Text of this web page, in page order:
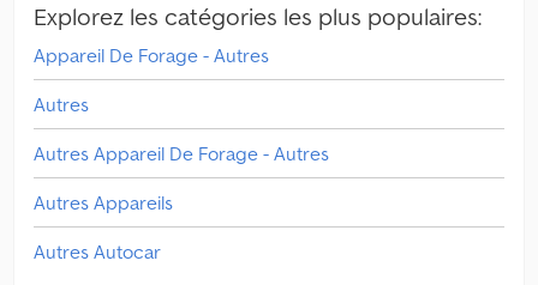
Explorez les catégories les plus populaires:
Appareil De Forage - Autres
Autres
Autres Appareil De Forage - Autres
Autres Appareils
Autres Autocar